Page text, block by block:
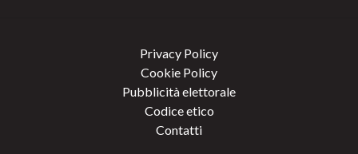
Privacy Policy
Cookie Policy
Pubblicità elettorale
Codice etico
Contatti